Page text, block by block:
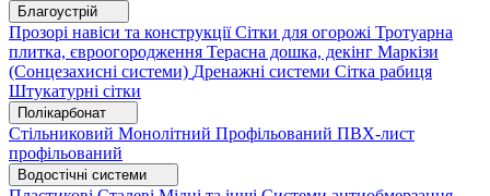
Благоустрій
Прозорі навіси та конструкціїСітки для огорожі Тротуарна
плитка, євроогородження Терасна дошка, декінг Маркізи
(Сонцезахисні системи) Дренажні системи Сітка рабиця
Штукатурні сітки
Полікарбонат
Стільниковий Монолітний Профільований ПВХ-лист
профільований
Водостічні системи